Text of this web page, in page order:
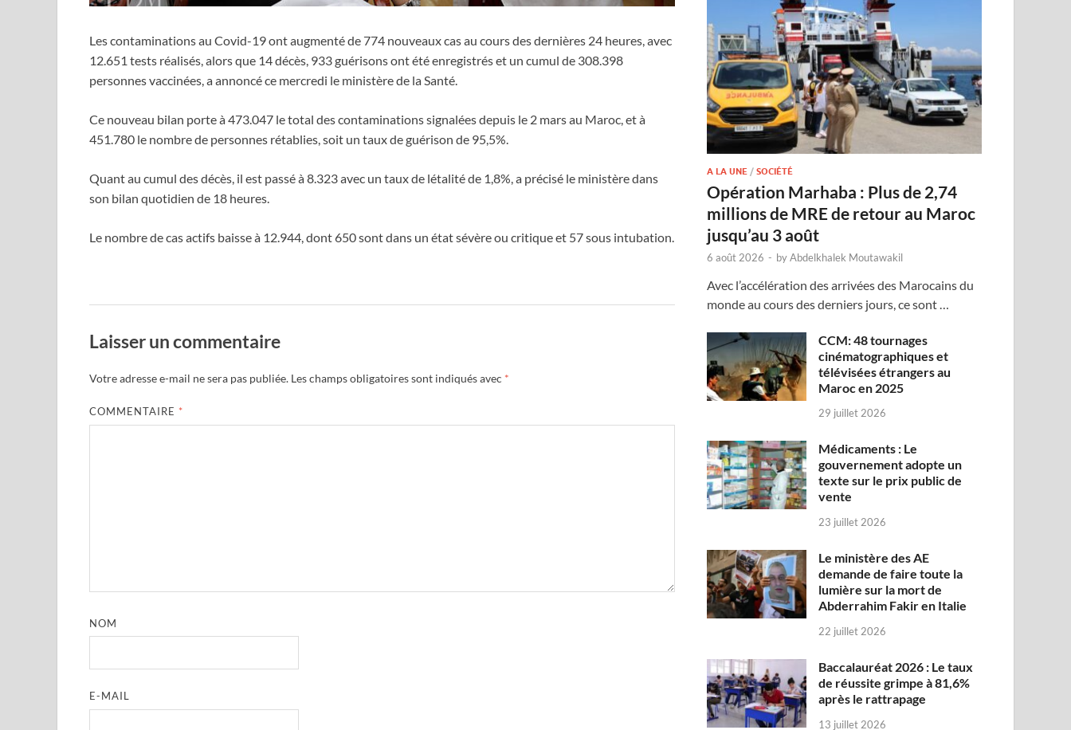
Les contaminations au Covid-19 ont augmenté de 774 nouveaux cas au cours des dernières 24 heures, avec
12.651 tests réalisés, alors que 14 décès, 933 guérisons ont été enregistrés et un cumul de 308.398
personnes vaccinées, a annoncé ce mercredi le ministère de la Santé.
Ce nouveau bilan porte à 473.047 le total des contaminations signalées depuis le 2 mars au Maroc, et à
451.780 le nombre de personnes rétablies, soit un taux de guérison de 95,5%.
Quant au cumul des décès, il est passé à 8.323 avec un taux de létalité de 1,8%, a précisé le ministère dans
son bilan quotidien de 18 heures.
Le nombre de cas actifs baisse à 12.944, dont 650 sont dans un état sévère ou critique et 57 sous intubation.
Laisser un commentaire
Votre adresse e-mail ne sera pas publiée. Les champs obligatoires sont indiqués avec *
COMMENTAIRE *
NOM
E-MAIL
A LA UNE /SOCIÉTÉ
Opération Marhaba : Plus de 2,74
millions de MRE de retour au Maroc
jusqu’au 3 août
6 août 2026 - byAbdelkhalek Moutawakil
Avec l’accélération des arrivées des Marocains du
monde au cours des derniers jours, ce sont …
CCM: 48 tournages
cinématographiques et
télévisées étrangers au
Maroc en 2025
29 juillet 2026
Médicaments : Le
gouvernement adopte un
texte sur le prix public de
vente
23 juillet 2026
Le ministère des AE
demande de faire toute la
lumière sur la mort de
Abderrahim Fakir en Italie
22 juillet 2026
Baccalauréat 2026 : Le taux
de réussite grimpe à 81,6%
après le rattrapage
13 juillet 2026